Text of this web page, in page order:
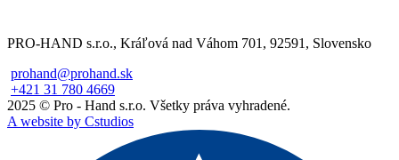
PRO-HAND s.r.o., Kráľová nad Váhom 701, 92591, Slovensko
prohand@prohand.sk
+421 31 780 4669
2025 © Pro - Hand s.r.o. Všetky práva vyhradené.
A website by Cstudios